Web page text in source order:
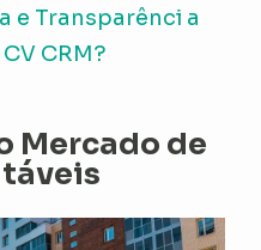
e Transparênci a
CRM?
Mercado de